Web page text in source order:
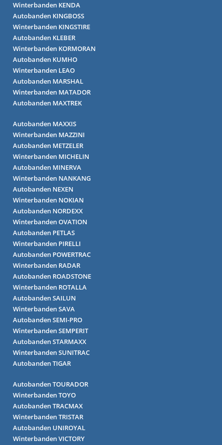
Winterbanden KENDA
Autobanden KINGBOSS
Winterbanden KINGSTIRE
Autobanden KLEBER
Winterbanden KORMORAN
Autobanden KUMHO
Winterbanden LEAO
Autobanden MARSHAL
Winterbanden MATADOR
Autobanden MAXTREK
Autobanden MAXXIS
Winterbanden MAZZINI
Autobanden METZELER
Winterbanden MICHELIN
Autobanden MINERVA
Winterbanden NANKANG
Autobanden NEXEN
Winterbanden NOKIAN
Autobanden NORDEXX
Winterbanden OVATION
Autobanden PETLAS
Winterbanden PIRELLI
Autobanden POWERTRAC
Winterbanden RADAR
Autobanden ROADSTONE
Winterbanden ROTALLA
Autobanden SAILUN
Winterbanden SAVA
Autobanden SEMI-PRO
Winterbanden SEMPERIT
Autobanden STARMAXX
Winterbanden SUNITRAC
Autobanden TIGAR
Autobanden TOURADOR
Winterbanden TOYO
Autobanden TRACMAX
Winterbanden TRISTAR
Autobanden UNIROYAL
Winterbanden VICTORY